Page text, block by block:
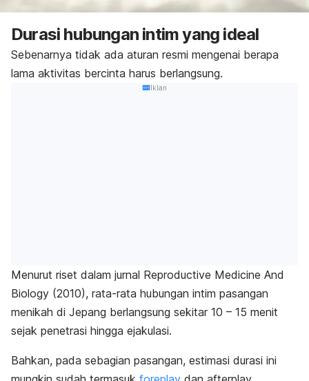
Durasi hubungan intim yang ideal
Sebenarnya tidak ada aturan resmi mengenai berapa
lama aktivitas bercinta harus berlangsung.
Iklan
Menurut riset dalam jurnal Reproductive Medicine And
Biology (2010), rata-rata hubungan intim pasangan
menikah di Jepang berlangsung sekitar 10 – 15 menit
sejak penetrasi hingga ejakulasi.
Bahkan, pada sebagian pasangan, estimasi durasi ini